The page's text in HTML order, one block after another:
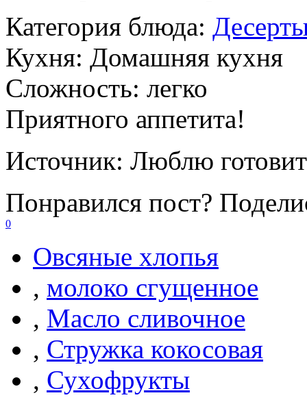
Категория блюда:
Кухня: Домашняя кухня
Сложность: легко
Приятного аппетита!
Источник: Люблю
Понравился пост?
0
Овсяные хлопья
, молоко сгущенное
, Масло сливочное
, Стружка кокосовая
, Сухофрукты